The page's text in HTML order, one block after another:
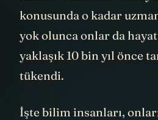
kalktı. Ulukurtlar bu
konusunda o kadar
yok olunca onlar da
yaklaşık 10 bin yıl önce